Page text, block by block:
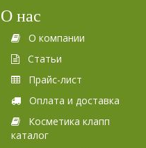
О нас
О компании
Статьи
Прайс-лист
Оплата и доставка
Косметика клапп
каталог